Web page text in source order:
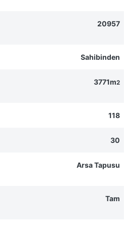
20957
Sahibinden
3771m2
118
30
Arsa Tapusu
Tam